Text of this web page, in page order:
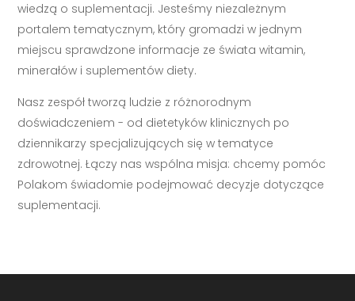
wiedzą o suplementacji. Jesteśmy niezależnym
portalem tematycznym, który gromadzi w jednym
miejscu sprawdzone informacje ze świata witamin,
minerałów i suplementów diety.
Nasz zespół tworzą ludzie z różnorodnym
doświadczeniem - od dietetyków klinicznych po
dziennikarzy specjalizujących się w tematyce
zdrowotnej. Łączy nas wspólna misja: chcemy pomóc
Polakom świadomie podejmować decyzje dotyczące
suplementacji.